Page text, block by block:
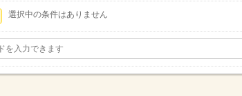
選択中の条件はありません